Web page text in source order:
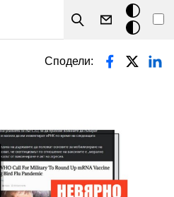
Search
Тъмен
режим
Сподели: